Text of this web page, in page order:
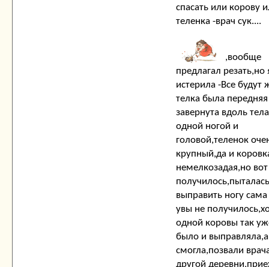
спасать или корову
теленка -врач сук....
,вообще
предлагал резать,но
истерила -Все будут
телка была передняя
завернута вдоль
одной ногой и
головой,теленок
крупный,да и
немелкозадая,но вот
получилось,пыталась
выправить ногу
увы не
одной коровы так
было и выправляла,а
смогла,позвали
другой